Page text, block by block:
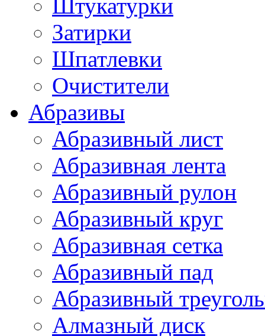
Штукатурки
Затирки
Шпатлевки
Очистители
Абразивы
Абразивный лист
Абразивная лента
Абразивный рулон
Абразивный круг
Абразивная сетка
Абразивный пад
Абразивный
Алмазный диск